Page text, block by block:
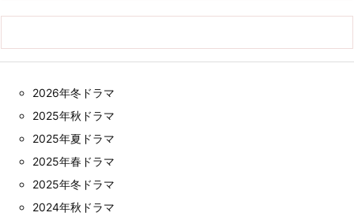
2026年冬ドラマ
2025年秋ドラマ
2025年夏ドラマ
2025年春ドラマ
2025年冬ドラマ
2024年秋ドラマ